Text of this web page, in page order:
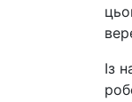
Із